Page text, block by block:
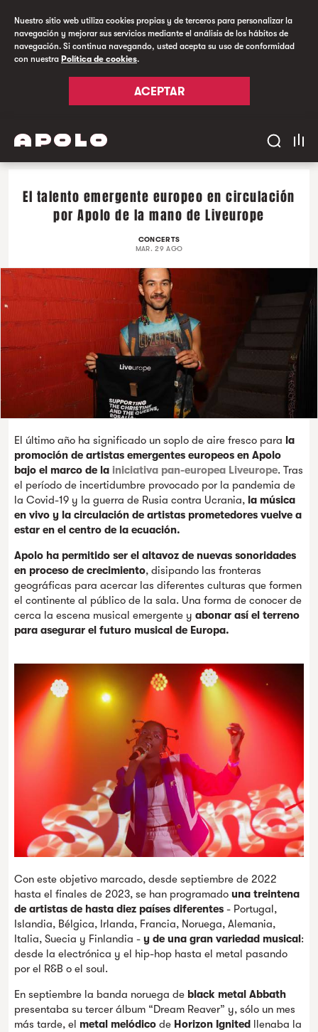
Nuestro sitio web utiliza cookies propias y de terceros para personalizar la
navegación y mejorar sus servicios mediante el análisis de los hábitos de
navegación. Si continua navegando, usted acepta su uso de conformidad
con nuestra Política de cookies.
ACEPTAR
El talento emergente europeo en circulación
por Apolo de la mano de Liveurope
CONCERTS
MAR. 29 AGO
El último año ha significado un soplo de aire fresco para la
promoción de artistas emergentes europeos en Apolo
bajo el marco de la iniciativa pan-europea Liveurope. Tras
el período de incertidumbre provocado por la pandemia de
la Covid-19 y la guerra de Rusia contra Ucrania, la música
en vivo y la circulación de artistas prometedores vuelve a
estar en el centro de la ecuación.
Apolo ha permitido ser el altavoz de nuevas sonoridades
en proceso de crecimiento, disipando las fronteras
geográficas para acercar las diferentes culturas que formen
el continente al público de la sala. Una forma de conocer de
cerca la escena musical emergente y abonar así el terreno
para asegurar el futuro musical de Europa.
Con este objetivo marcado, desde septiembre de 2022
hasta el finales de 2023, se han programado una treintena
de artistas de hasta diez países diferentes - Portugal,
Islandia, Bélgica, Irlanda, Francia, Noruega, Alemania,
Italia, Suecia y Finlandia - y de una gran variedad musical:
desde la electrónica y el hip-hop hasta el metal pasando
por el R&B o el soul.
En septiembre la banda noruega de black metal Abbath
presentaba su tercer álbum “Dream Reaver” y, sólo un mes
más tarde, el metal melódico de Horizon Ignited llenaba la